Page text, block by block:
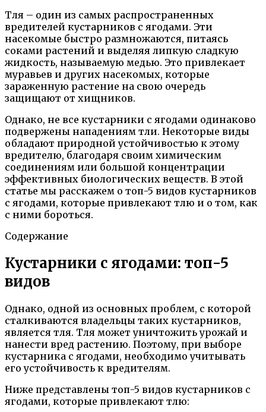
Тля – один из самых распространенных
вредителей кустарников с ягодами. Эти
насекомые быстро размножаются, питаясь
соками растений и выделяя липкую сладкую
жидкость, называемую медью. Это привлекает
муравьев и других насекомых, которые
зараженную растение на свою очередь
защищают от хищников.
Однако, не все кустарники с ягодами одинаково
подвержены нападениям тли. Некоторые виды
обладают природной устойчивостью к этому
вредителю, благодаря своим химическим
соединениям или большой концентрации
эффективных биологических веществ. В этой
статье мы расскажем о топ-5 видов кустарников
с ягодами, которые привлекают тлю и о том, как
с ними бороться.
Содержание
Кустарники с ягодами: топ-5
видов
Однако, одной из основных проблем, с которой
сталкиваются владельцы таких кустарников,
является тля. Тля может уничтожить урожай и
нанести вред растению. Поэтому, при выборе
кустарника с ягодами, необходимо учитывать
его устойчивость к вредителям.
Ниже представлены топ-5 видов кустарников с
ягодами, которые привлекают тлю: